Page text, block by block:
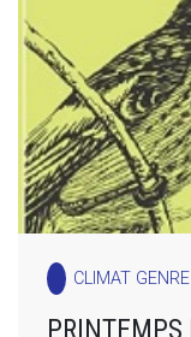
CLIMAT GENRE